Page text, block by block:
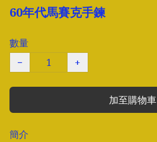
60年代馬賽克手鍊
數量
−
+
加至購物車
簡介